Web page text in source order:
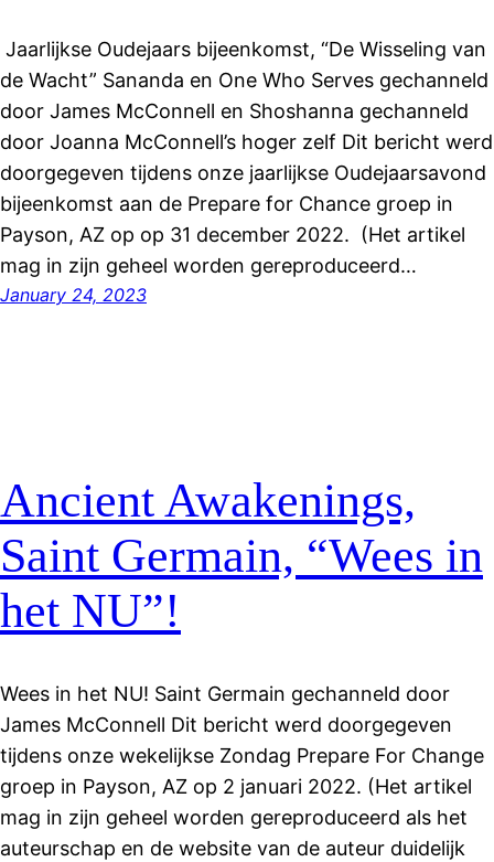
Jaarlijkse Oudejaars bijeenkomst, “De Wisseling van
de Wacht” Sananda en One Who Serves gechanneld
door James McConnell en Shoshanna gechanneld
door Joanna McConnell’s hoger zelf Dit bericht werd
doorgegeven tijdens onze jaarlijkse Oudejaarsavond
bijeenkomst aan de Prepare for Chance groep in
Payson, AZ op op 31 december 2022. (Het artikel
mag in zijn geheel worden gereproduceerd…
January 24, 2023
Ancient Awakenings,
Saint Germain, “Wees in
het NU”!
Wees in het NU! Saint Germain gechanneld door
James McConnell Dit bericht werd doorgegeven
tijdens onze wekelijkse Zondag Prepare For Change
groep in Payson, AZ op 2 januari 2022. (Het artikel
mag in zijn geheel worden gereproduceerd als het
auteurschap en de website van de auteur duidelijk